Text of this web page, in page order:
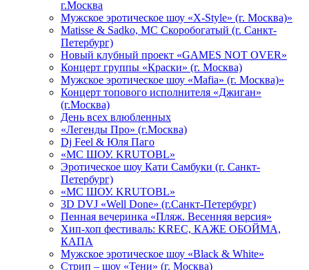
г.Москва
Мужское эротическое шоу «X-Style» (г. Москва)»
Matissе & Sadko, MC Скоробогатый (г. Санкт-
Петербург)
Новый клубный проект «GAMES NOT OVER»
Концерт группы «Краски» (г. Москва)
Мужское эротическое шоу «Mafia» (г. Москва)»
Концерт топового исполнителя «Джиган»
(г.Москва)
День всех влюбленных
«Легенды Про» (г.Москва)
Dj Feel & Юля Паго
«МС ШОУ. KRUTOBL»
Эротическое шоу Кати Самбуки (г. Санкт-
Петербург)
«МС ШОУ. KRUTOBL»
3D DVJ «Well Done» (г.Санкт-Петербург)
Пенная вечеринка «Пляж. Весенняя версия»
Хип-хоп фестиваль: KREC, КАЖЕ ОБОЙМА,
КАПА
Мужское эротическое шоу «Black & White»
Стрип – шоу «Тени» (г. Москва)